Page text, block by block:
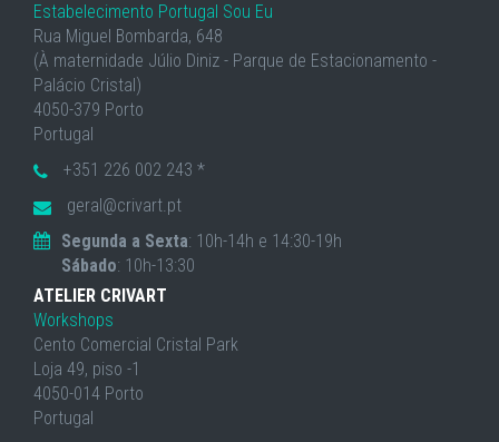
Estabelecimento Portugal Sou Eu
Rua Miguel Bombarda, 648
(À maternidade Júlio Diniz - Parque de Estacionamento -
Palácio Cristal)
4050-379 Porto
Portugal
+351 226 002 243 *
geral@crivart.pt
Segunda a Sexta: 10h-14h e 14:30-19h
Sábado: 10h-13:30
ATELIER CRIVART
Workshops
Cento Comercial Cristal Park
Loja 49, piso -1
4050-014 Porto
Portugal